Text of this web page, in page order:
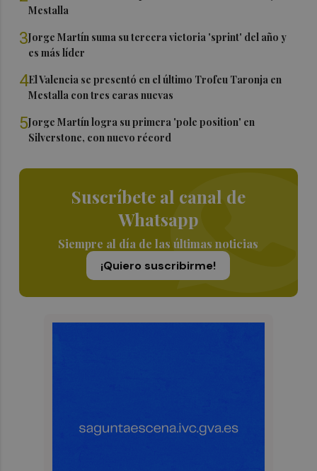
Mestalla
3Jorge Martín suma su tercera victoria 'sprint' del año y
es más líder
4El Valencia se presentó en el último Trofeu Taronja en
Mestalla con tres caras nuevas
5Jorge Martín logra su primera 'pole position' en
Silverstone, con nuevo récord
Suscríbete al canal de
Whatsapp
Siempre al día de las últimas noticias
¡Quiero suscribirme!